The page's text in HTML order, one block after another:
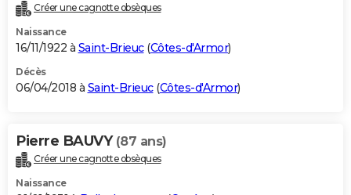
Créer une cagnotte obsèques
Naissance
16/11/1922 à Saint-Brieuc(Côtes-d'Armor)
Décès
06/04/2018 à Saint-Brieuc(Côtes-d'Armor)
Pierre BAUVY (87 ans)
Créer une cagnotte obsèques
Naissance